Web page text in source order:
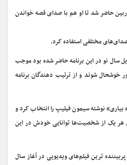
حاضر شد تا او هم با صدای قصه خواندن
مختلفی استفاده کرد.
نو در این برنامه حاضر شده بود موجب
خوشحال شوند و از ترتیب دهندگان برنامه
بیاری» نوشته سیمون فیلیپ را انتخاب کرد و
هر یک از شخصیت‌ها توانایی خودش در این
ترین فیلم‌های ویدیویی در آغاز سال